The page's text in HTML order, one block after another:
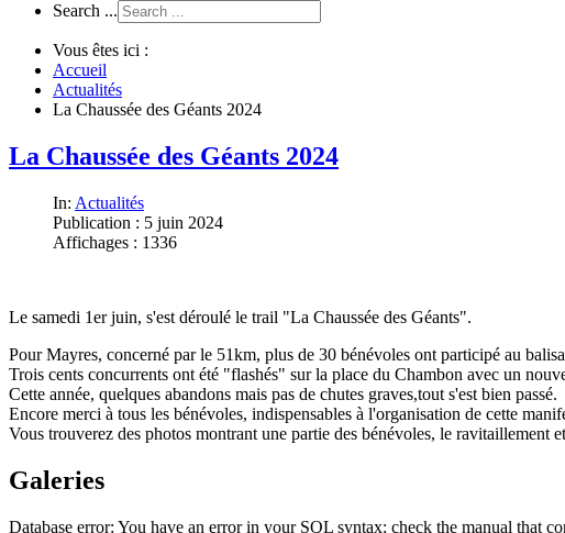
Search ...
Vous êtes ici :
Accueil
Actualités
La Chaussée des Géants 2024
La Chaussée des Géants 2024
In: Actualités
Publication : 5 juin 2024
Affichages : 1336
Le samedi 1er juin, s'est déroulé le trail "La Chaussée des Géants".
Pour Mayres, concerné par le 51km, plus de 30 bénévoles ont participé au
Trois cents concurrents ont été "flashés" sur la place du Chambon avec un
Cette année, quelques abandons mais pas de chutes graves,tout s'est bien passé.
Encore merci à tous les bénévoles, indispensables à l'organisation de cette
Vous trouverez des photos montrant une partie des bénévoles, le ravitaillement
Galeries
Database error: You have an error in your SQL syntax; check the manual